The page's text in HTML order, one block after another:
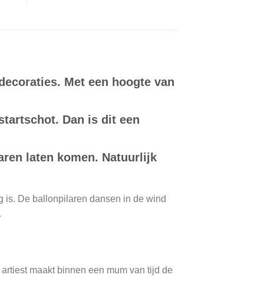
Met een hoogte van
Dan is dit een
laten komen. Natuurlijk
is. De ballonpilaren dansen in de wind
maakt binnen een mum van tijd de